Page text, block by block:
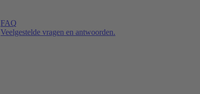
FAQ
Veelgestelde vragen en antwoorden.